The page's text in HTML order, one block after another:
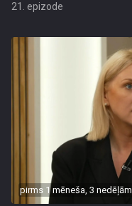
21. epizode
pirms 1 mēneša, 3 nedēļām